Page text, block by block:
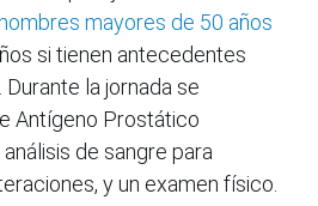
mayores de 50 años
si tienen antecedentes
la jornada se
Antígeno Prostático
de sangre para
y un examen físico.